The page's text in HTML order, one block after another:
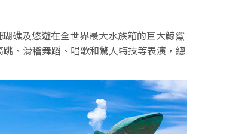
礁及悠遊在全世界最大水族箱的巨大鯨鯊
、滑稽舞蹈、唱歌和驚人特技等表演，總